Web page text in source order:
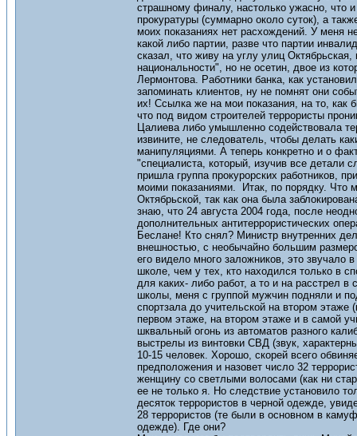
страшному финалу, настолько ужасно, что
прокуратуры (суммарно около суток), а
моих показаниях нет расхождений. У меня
какой либо партии, разве что партии
сказал, что живу на углу улиц
национальности", но не осетин, двое из
Лермонтова. Работники банка, как
запоминать клиентов, ну не помнят они
их! Ссылка же на мои показания, на то, как
что под видом строителей террористы
Цалиева либо умышленно содействовала
извините, не следователь, чтобы делать
манипуляциями. А теперь конкретно и о
"специалиста, который, изучив все детали
пришла группа прокурорских работников,
моими показаниями. Итак, по порядку. Что
Октябрьской, так как она была
знаю, что 24 августа 2004 года, после
дополнительных антитеррористических
Беслане! Кто снял? Министр внутренних
внешностью, с необычайно большим
его видело много заложников, это
школе, чем у тех, кто находился только в
для каких- либо работ, а то и на расстрел
школы, меня с группой мужчин подняли и
спортзала до учительской на втором
первом этаже, на втором этаже и в самой
шквальный огонь из автоматов разного
выстрелы из винтовки СВД (звук,
10-15 человек. Хорошо, скорей всего
предположения и назовет число 32
женщину со светлыми волосами (как ни
ее не только я. Но следствие установило
десяток террористов в черной одежде,
28 террористов (те были в основном в
одежде). Где они?